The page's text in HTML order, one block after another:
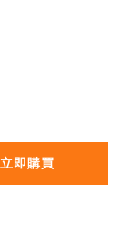
立即購買